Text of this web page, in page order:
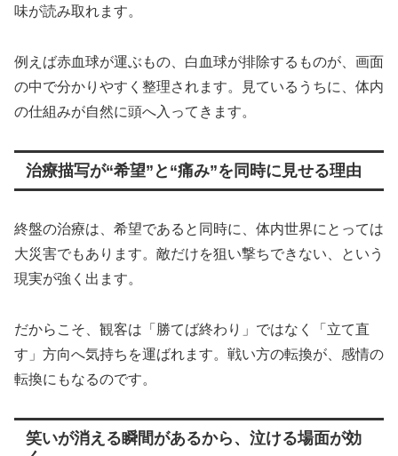
味が読み取れます。
例えば赤血球が運ぶもの、白血球が排除するものが、画面
の中で分かりやすく整理されます。見ているうちに、体内
の仕組みが自然に頭へ入ってきます。
治療描写が“希望”と“痛み”を同時に見せる理由
終盤の治療は、希望であると同時に、体内世界にとっては
大災害でもあります。敵だけを狙い撃ちできない、という
現実が強く出ます。
だからこそ、観客は「勝てば終わり」ではなく「立て直
す」方向へ気持ちを運ばれます。戦い方の転換が、感情の
転換にもなるのです。
笑いが消える瞬間があるから、泣ける場面が効